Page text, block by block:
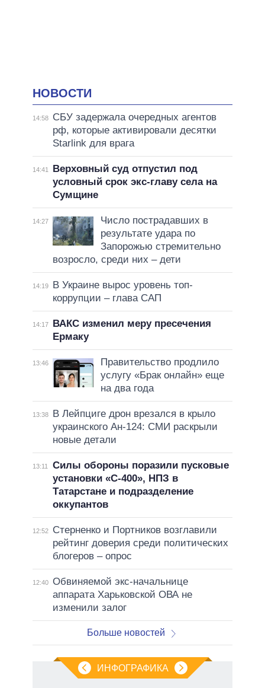
НОВОСТИ
14:58
СБУ задержала очередных агентов
рф, которые активировали десятки
Starlink для врага
14:41
Верховный суд отпустил под
условный срок экс-главу села на
Сумщине
14:27
Число пострадавших в
результате удара по
Запорожью стремительно
возросло, среди них – дети
14:19
В Украине вырос уровень топ-
коррупции – глава САП
14:17
ВАКС изменил меру пресечения
Ермаку
13:46
Правительство продлило
услугу «Брак онлайн» еще
на два года
13:38
В Лейпциге дрон врезался в крыло
украинского Ан-124: СМИ раскрыли
новые детали
13:11
Силы обороны поразили пусковые
установки «С-400», НПЗ в
Татарстане и подразделение
оккупантов
12:52
Стерненко и Портников возглавили
рейтинг доверия среди политических
блогеров – опрос
12:40 Обвиняемой экс-начальнице
аппарата Харьковской ОВА не
изменили залог
Больше новостей
ИНФОГРАФИКА